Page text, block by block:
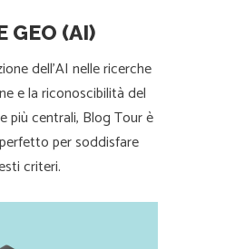
GEO (AI)
dell'AI nelle ricerche
e la riconoscibilità del
più centrali, Blog Tour è
per soddisfare
criteri.